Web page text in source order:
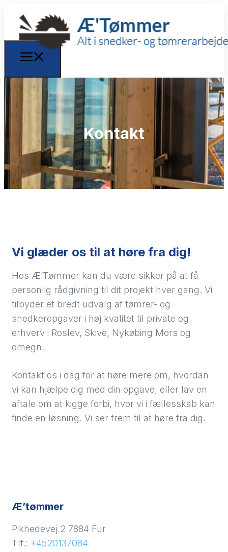
Kontakt
Vi glæder os til at høre fra dig!
Hos Æ’Tømmer kan du være sikker på at få
personlig rådgivning til dit projekt hver gang. Vi
tilbyder et bredt udvalg af tømrer- og
snedkeropgaver i høj kvalitet til private og
erhverv i Roslev, Skive, Nykøbing Mors og
omegn.
Kontakt os i dag for at høre mere om, hvordan
vi kan hjælpe dig med din opgave, eller lav en
aftale om at kigge forbi, hvor vi i fællesskab kan
finde en løsning. Vi ser frem til at høre fra dig.
​Æ’tømmer
Pikhedevej 2 7884 Fur
Tlf.: +4520137084